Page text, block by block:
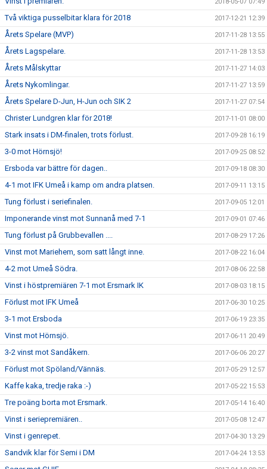
Två viktiga pusselbitar klara för 2018 2017-12-21 12:39
Årets Spelare (MVP) 2017-11-28 13:55
Årets Lagspelare. 2017-11-28 13:53
Årets Målskyttar 2017-11-27 14:03
Årets Nykomlingar. 2017-11-27 13:59
Årets Spelare D-Jun, H-Jun och SIK 2 2017-11-27 07:54
Christer Lundgren klar för 2018! 2017-11-01 08:00
Stark insats i DM-finalen, trots förlust. 2017-09-28 16:19
3-0 mot Hörnsjö! 2017-09-25 08:52
Ersboda var bättre för dagen.. 2017-09-18 08:30
4-1 mot IFK Umeå i kamp om andra platsen. 2017-09-11 13:15
Tung förlust i seriefinalen. 2017-09-05 12:01
Imponerande vinst mot Sunnanå med 7-1 2017-09-01 07:46
Tung förlust på Grubbevallen .... 2017-08-29 17:26
Vinst mot Mariehem, som satt långt inne. 2017-08-22 16:04
4-2 mot Umeå Södra. 2017-08-06 22:58
Vinst i höstpremiären 7-1 mot Ersmark IK 2017-08-03 18:15
Förlust mot IFK Umeå 2017-06-30 10:25
3-1 mot Ersboda 2017-06-19 23:35
Vinst mot Hörnsjö. 2017-06-11 20:49
3-2 vinst mot Sandåkern. 2017-06-06 20:27
Förlust mot Spöland/Vännäs. 2017-05-29 12:57
Kaffe kaka, tredje raka :-) 2017-05-22 15:53
Tre poäng borta mot Ersmark. 2017-05-14 16:40
Vinst i seriepremiären.. 2017-05-08 12:47
Vinst i genrepet. 2017-04-30 13:29
Sandvik klar för Semi i DM 2017-04-24 13:53